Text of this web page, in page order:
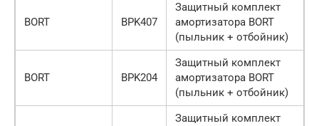
BORT BPK407
Защитный комплект
амортизатора BORT
(пыльник + отбойник)
BORT BPK204
Защитный комплект
амортизатора BORT
(пыльник + отбойник)
Защитный комплект